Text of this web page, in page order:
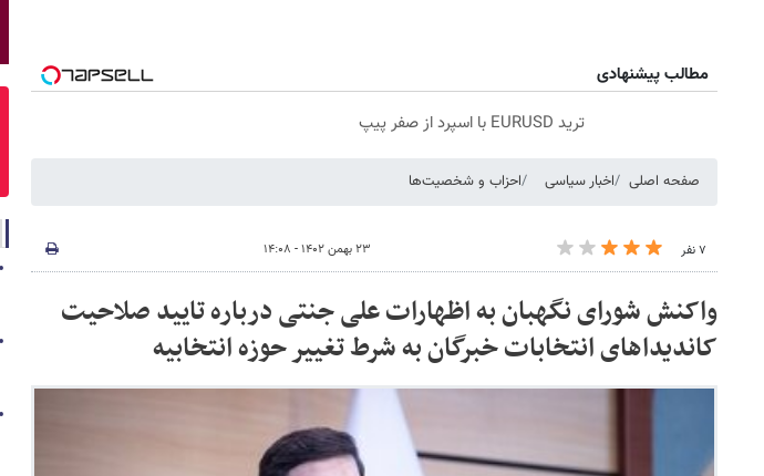
مطالب پیشنهادی
ترید EURUSD با اسپرد از صفر پیپ
صفحه اصلی اخبار سیاسی احزاب و شخصیت‌ها
۷ نفر ۲۳ بهمن ۱۴۰۲ - ۱۴:۰۸
واکنش شورای نگهبان به اظهارات علی جنتی درباره تایید صلاحیت
کاندیداهای انتخابات خبرگان به شرط تغییر حوزه انتخابیه